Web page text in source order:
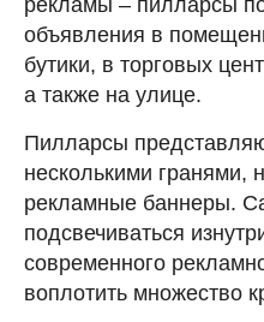
объявления в
бутики, в торговых
а также на улице.
Пилларсы
несколькими гранями,
рекламные баннеры.
подсвечиваться
современного
воплотить множество